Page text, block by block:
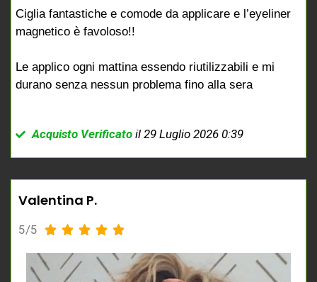
Ciglia fantastiche e comode da applicare e l’eyeliner
magnetico è favoloso!!
Le applico ogni mattina essendo riutilizzabili e mi
durano senza nessun problema fino alla sera
Acquisto Verificatoil 29 Luglio 2026 0:39
Valentina P.
5/5     